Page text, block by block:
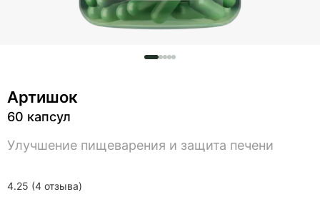
4.25 (4 отзыва)
Артишок
60 капсул
Улучшение пищеварения и защита печени